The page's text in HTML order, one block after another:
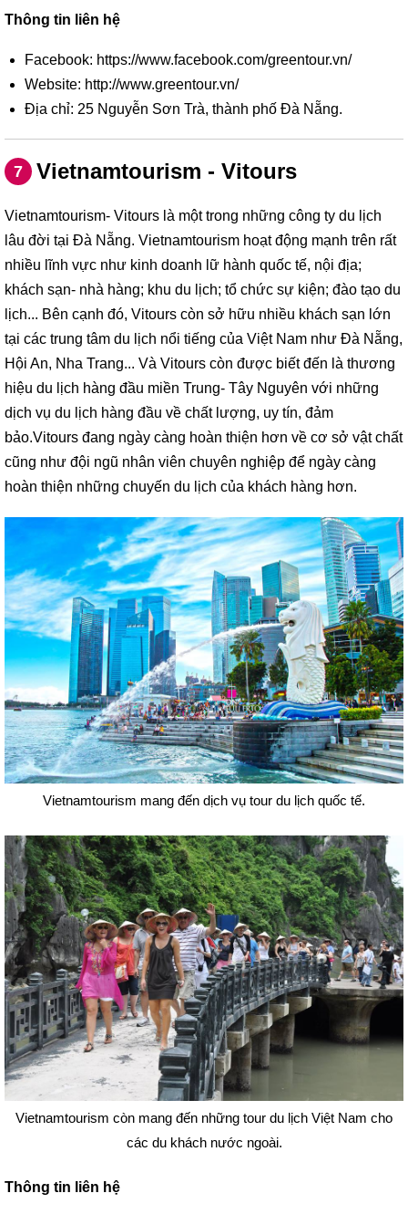
Thông tin liên hệ
Facebook: https://www.facebook.com/greentour.vn/
Website: http://www.greentour.vn/
Địa chỉ: 25 Nguyễn Sơn Trà, thành phố Đà Nẵng.
7 Vietnamtourism - Vitours
Vietnamtourism- Vitours là một trong những công ty du lịch
lâu đời tại Đà Nẵng. Vietnamtourism hoạt động mạnh trên rất
nhiều lĩnh vực như kinh doanh lữ hành quốc tế, nội địa;
khách sạn- nhà hàng; khu du lịch; tổ chức sự kiện; đào tạo du
lịch... Bên cạnh đó, Vitours còn sở hữu nhiều khách sạn lớn
tại các trung tâm du lịch nổi tiếng của Việt Nam như Đà Nẵng,
Hội An, Nha Trang... Và Vitours còn được biết đến là thương
hiệu du lịch hàng đầu miền Trung- Tây Nguyên với những
dịch vụ du lịch hàng đầu về chất lượng, uy tín, đảm
bảo.Vitours đang ngày càng hoàn thiện hơn về cơ sở vật chất
cũng như đội ngũ nhân viên chuyên nghiệp để ngày càng
hoàn thiện những chuyến du lịch của khách hàng hơn.
Vietnamtourism mang đến dịch vụ tour du lịch quốc tế.
Vietnamtourism còn mang đến những tour du lịch Việt Nam cho
các du khách nước ngoài.
Thông tin liên hệ